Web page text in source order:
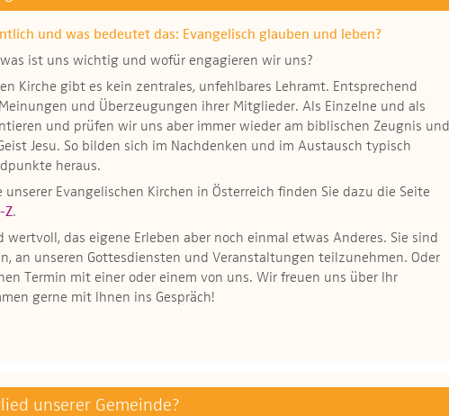
und was bedeutet das: Evangelisch glauben und leben?
ist uns wichtig und wofür engagieren wir uns?
Kirche gibt es kein zentrales, unfehlbares Lehramt. Entsprechend
und Überzeugungen ihrer Mitglieder. Als Einzelne und als
und prüfen wir uns aber immer wieder am biblischen Zeugnis und
Jesu. So bilden sich im Nachdenken und im Austausch typisch
heraus.
unserer Evangelischen Kirchen in Österreich finden Sie dazu die Seite
Z.
wertvoll, das eigene Erleben aber noch einmal etwas Anderes. Sie sind
an unseren Gottesdiensten und Veranstaltungen teilzunehmen. Oder
Termin mit einer oder einem von uns. Wir freuen uns über Ihr
gerne mit Ihnen ins Gespräch!
unserer Gemeinde?